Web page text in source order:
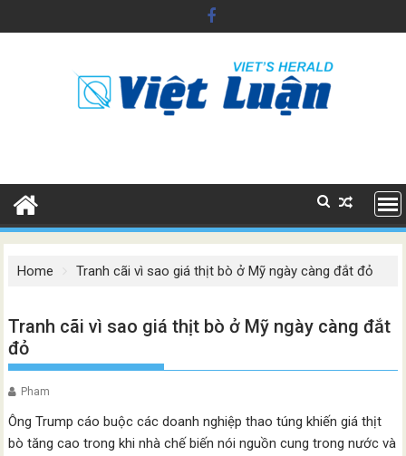
to
Home Tranh cãi vì sao giá thịt bò ở Mỹ ngày càng đắt đỏ
Tranh cãi vì sao giá thịt bò ở Mỹ ngày càng đắt
đỏ
Pham
Ông Trump cáo buộc các doanh nghiệp thao túng khiến giá thịt
bò tăng cao trong khi nhà chế biến nói nguồn cung trong nước và